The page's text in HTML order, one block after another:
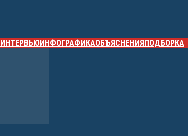
ИНТЕРВЬЮИНФОГРАФИКАОБЪЯСНЕНИЯПОДБОРКА